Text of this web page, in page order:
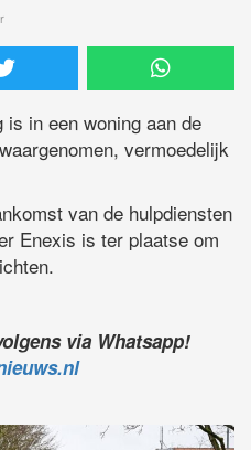
is in een woning aan de
vermoedelijk
van de hulpdiensten
Enexis is ter plaatse om
via Whatsapp!